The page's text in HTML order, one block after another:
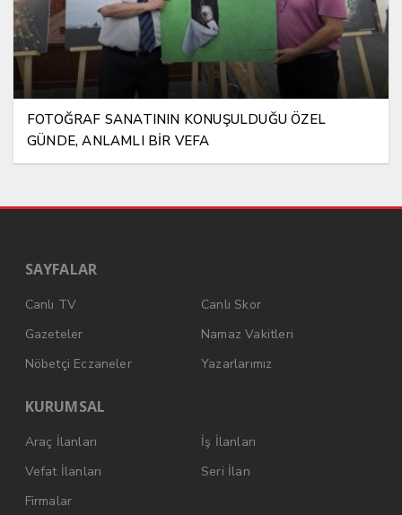
FOTOĞRAF SANATININ KONUŞULDUĞU ÖZEL
GÜNDE, ANLAMLI BİR VEFA
SAYFALAR
Canlı TV
Canlı Skor
Gazeteler
Namaz Vakitleri
Nöbetçi Eczaneler
Yazarlarımız
KURUMSAL
Araç İlanları
İş İlanları
Vefat İlanları
Seri İlan
Firmalar